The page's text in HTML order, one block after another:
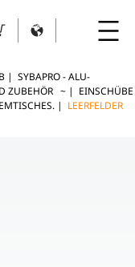
| SYBAPRO - ALU-
ZUBEHÖR ~ | EINSCHÜBE
| LEERFELDER